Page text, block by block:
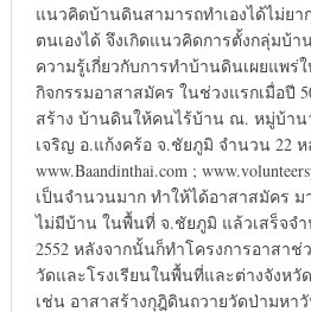
แนวคิดบ้านดินสามารถทำเองได้ไม่ย
ตนเองได้ จึงเกิดแนวคิดการตั้งกลุ่มบ้
ความรู้เกี่ยวกับการทำบ้านดินเผยแพร่
กิจกรรมอาสาสมัคร ในช่วงแรกเมื่อปี
สร้าง บ้านดินให้คนไร้บ้าน ณ. หมู่บ้าน
เจริญ อ.แก้งคร้อ จ.ชัยภูมิ จำนวน 22
www.Baandinthai.com ;
เป็นจำนวนมาก ทำให้ได้อาสาสมัคร
ไม่มีบ้าน ในพื้นที่ จ.ชัยภูมิ แล้วเสร็จจำ
2552 หลังจากนั้นก็ทำโครงการอาสา
วัดและโรงเรียนในพื้นที่และต่างจังหวั
เช่น อาสาสร้างกุฎิดินถวายวัดป่ามหา